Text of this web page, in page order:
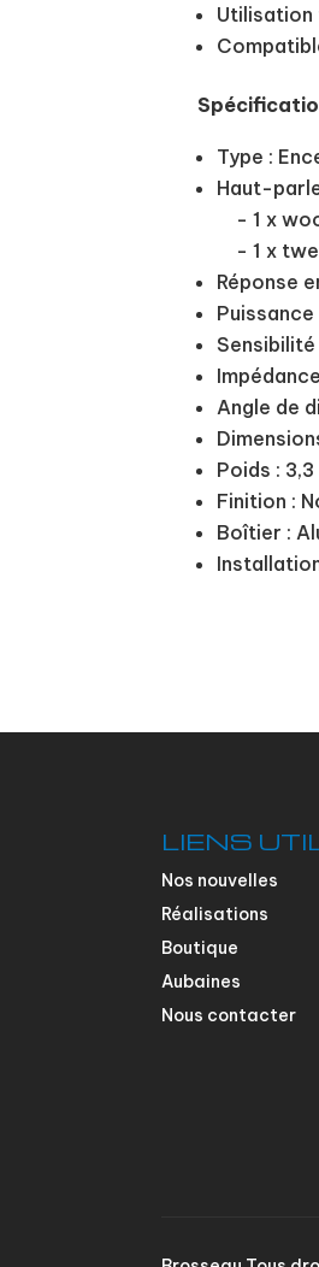
Utilisation
Type :
Haut-
- 1 x
- 1 x
Réponse
Sensibilité
Angle de
Poids : 3,3
Finition :
Boîtier :
LIENS
Nos nouvelles
Réalisations
Boutique
Aubaines
Nous contacter